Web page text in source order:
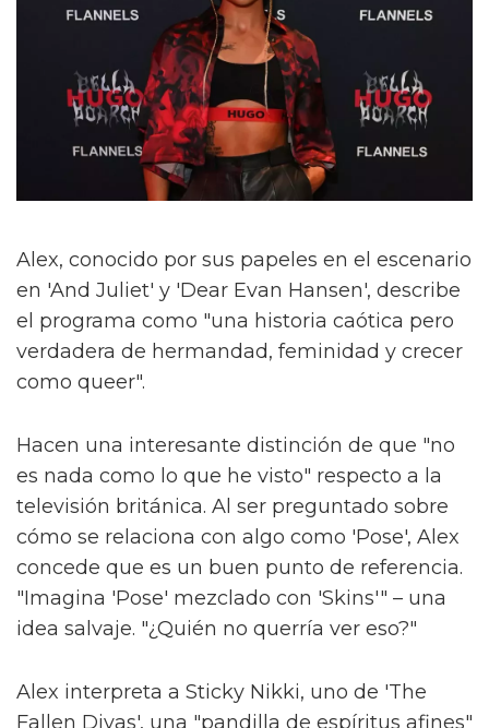
Alex, conocido por sus papeles en el escenario
en 'And Juliet' y 'Dear Evan Hansen', describe
el programa como "una historia caótica pero
verdadera de hermandad, feminidad y crecer
como queer".
Hacen una interesante distinción de que "no
es nada como lo que he visto" respecto a la
televisión británica. Al ser preguntado sobre
cómo se relaciona con algo como 'Pose', Alex
concede que es un buen punto de referencia.
"Imagina 'Pose' mezclado con 'Skins'" – una
idea salvaje. "¿Quién no querría ver eso?"
Alex interpreta a Sticky Nikki, uno de 'The
Fallen Divas', una "pandilla de espíritus afines"